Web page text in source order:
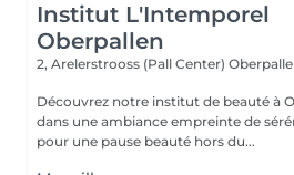
Institut L'Intemporel
Oberpallen
2, Arelerstrooss (Pall Center)
Découvrez notre institut de beauté à
dans une ambiance empreinte de
pour une pause beauté hors du...